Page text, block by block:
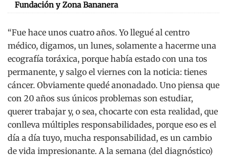
Fundación y Zona Bananera
“Fue hace unos cuatro años. Yo llegué al centro
médico, digamos, un lunes, solamente a hacerme una
ecografía toráxica, porque había estado con una tos
permanente, y salgo el viernes con la noticia: tienes
cáncer. Obviamente quedé anonadado. Uno piensa que
con 20 años sus únicos problemas son estudiar,
querer trabajar y, o sea, chocarte con esta realidad, que
conlleva múltiples responsabilidades, porque eso es el
día a día tuyo, mucha responsabilidad, es un cambio
de vida impresionante. A la semana (del diagnóstico)